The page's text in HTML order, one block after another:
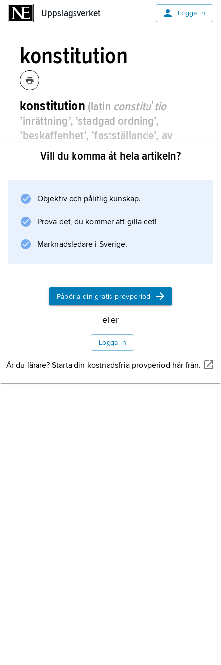
Uppslagsverket Logga in
konstitution
konstitution (latin constituʹtio
’inrättning’, ’stadgad ordning’,
’beskaffenhet’, ’fastställande’, av
constiʹtuo
’fastställa’, ’tillsätta’, ’stifta’,
’ordna’) ,inom kemin den ordning i
till varandra.
I organisk kemi används ofta termen
konstitution och struktur synonymt.
Vill du komma åt hela artikeln?
Objektiv och pålitlig kunskap.
Prova det, du kommer att gilla det!
Marknadsledare i Sverige.
Påbörja din gratis provperiod
eller
Logga in
Är du lärare? Starta din kostnadsfria provperiod härifrån.